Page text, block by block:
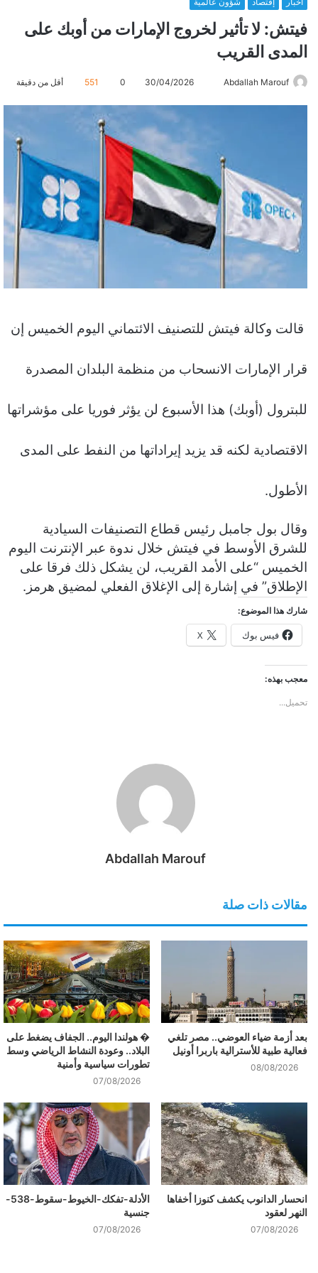
فيتش: لا تأثير لخروج الإمارات من أوبك على
المدى القريب
Abdallah Marouf
ي
د
إ
ل
ت
ن
ا
30/04/2026
0
551 أقل من دقيقة
قالت وكالة فيتش للتصنيف الائتماني اليوم الخميس إن
قرار الإمارات الانسحاب ​من منظمة البلدان المصدرة
للبترول (أوبك) هذا الأسبوع لن ‌يؤثر فوريا على مؤشراتها
الاقتصادية لكنه قد يزيد إيراداتها من النفط على المدى
الأطول.
وقال بول جامبل رئيس قطاع التصنيفات السيادية
للشرق الأوسط في ​فيتش خلال ندوة عبر الإنترنت اليوم
الخميس “على الأمد ​القريب، لن يشكل ذلك فرقا على
الإطلاق” في ⁠إشارة إلى الإغلاق الفعلي لمضيق هرمز.
شارك هذا الموضوع:
فيس بوك X
معجب بهذه:
تحميل...
Abdallah Marouf
مقالات ذات صلة
بعد أزمة ضياء العوضي.. مصر تلغي
فعالية طبية للأسترالية باربرا أونيل
08/08/2026
� هولندا اليوم.. الجفاف يضغط على
البلاد.. وعودة النشاط الرياضي وسط
تطورات سياسية وأمنية
07/08/2026
انحسار الدانوب يكشف كنوزا أخفاها
النهر لعقود
07/08/2026
الأدلة-تفكك-الخيوط-سقوط-538-
جنسية
07/08/2026